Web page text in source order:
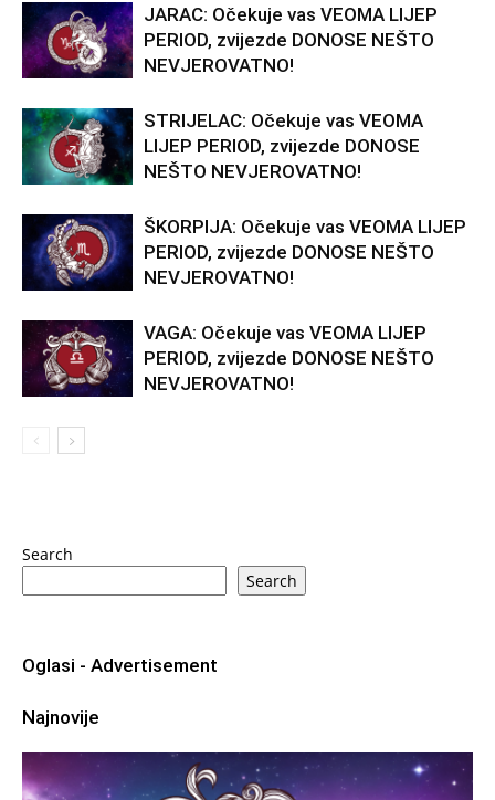
JARAC: Očekuje vas VEOMA LIJEP
PERIOD, zvijezde DONOSE NEŠTO
NEVJEROVATNO!
STRIJELAC: Očekuje vas VEOMA
LIJEP PERIOD, zvijezde DONOSE
NEŠTO NEVJEROVATNO!
ŠKORPIJA: Očekuje vas VEOMA LIJEP
PERIOD, zvijezde DONOSE NEŠTO
NEVJEROVATNO!
VAGA: Očekuje vas VEOMA LIJEP
PERIOD, zvijezde DONOSE NEŠTO
NEVJEROVATNO!
Search
Search
Oglasi - Advertisement
Najnovije